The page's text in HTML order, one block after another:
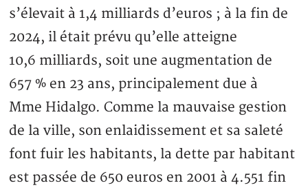
s’élevait à 1,4 milliards d’euros ; à la fin de
2024, il était prévu qu’elle atteigne
10,6 milliards, soit une augmentation de
657 % en 23 ans, principalement due à
Mme Hidalgo. Comme la mauvaise gestion
de la ville, son enlaidissement et sa saleté
font fuir les habitants, la dette par habitant
est passée de 650 euros en 2001 à 4.551 fin